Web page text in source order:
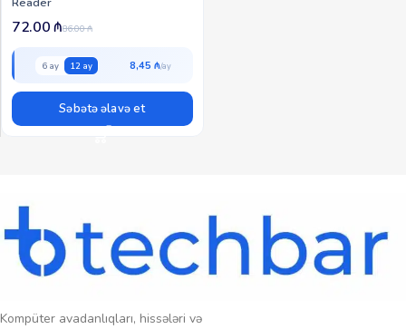
86.00₼
72.00₼
6 ay 12 ay 8,45 ₼
Səbətə əlavə et
Kompüter avadanlıqları, hissələri və